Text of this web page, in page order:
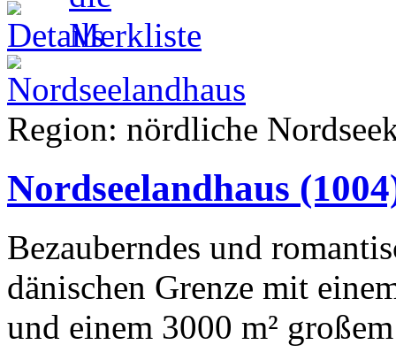
Region: nördliche
Nordseelandhaus
Bezauberndes und
dänischen Grenze mit
und einem 3000 m²